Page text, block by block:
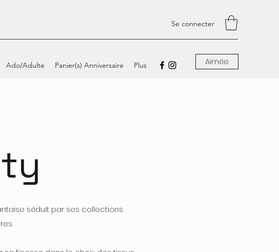
Se connecter
Ado/Adulte Panier(s) Anniversaire Plus Aimée
séduit par ses collections